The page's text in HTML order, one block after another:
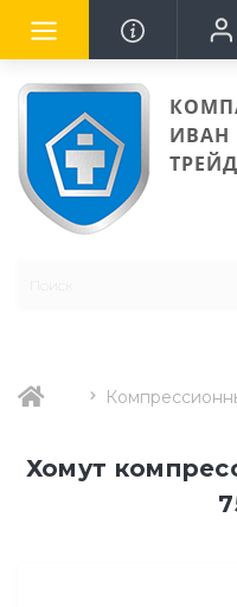
ИВАН
ТРЕЙД
Хомут